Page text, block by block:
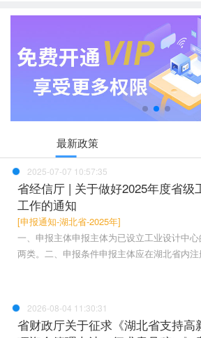
最新政策
2025-07-07 10:57:35
省经信厅 | 关于做好2025年度省级
工作的通知
[申报通知-湖北省-2025年]
一、申报主体申报主体为已设立工业设计中
两类。二、申报条件申报主体应在湖北省内
2026-08-04 11:30:31
省财政厅关于征求《湖北省支持高